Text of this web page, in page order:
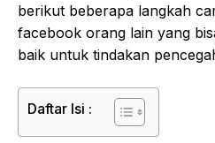
berikut beberapa langkah
facebook orang lain yang
baik untuk tindakan
Daftar Isi :